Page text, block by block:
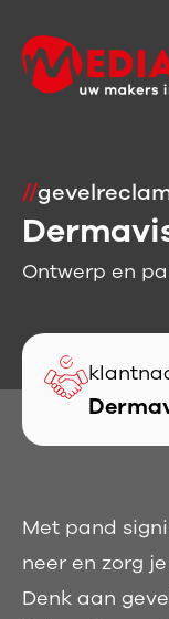
//
Ontwerp en
Met pand
neer en zorg
Denk aan